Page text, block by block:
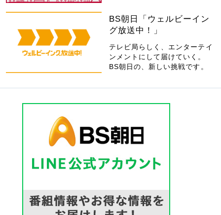
BS朝日「ウェルビーイン
グ放送中！」
テレビ局らしく、エンターテイ
ンメントにして届けていく。
BS朝日の、新しい挑戦です。